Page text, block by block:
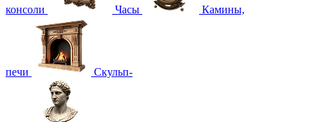
консоли Часы Камины,
печи Скульп-